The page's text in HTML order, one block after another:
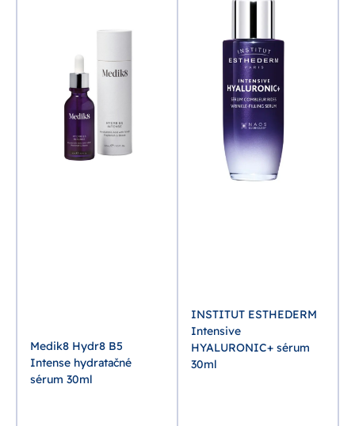
Medik8 Hydr8 B5
Intense hydratačné
sérum 30ml
INSTITUT ESTHEDERM
Intensive
HYALURONIC+ sérum
30ml